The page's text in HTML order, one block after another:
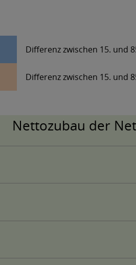
Differenz zwischen 15. und
Differenz zwischen 15. und